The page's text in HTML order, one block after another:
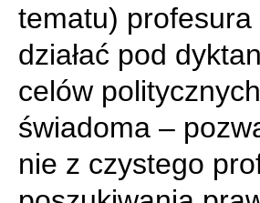
tematu)
działać pod
celów
świadoma –
nie z czystego